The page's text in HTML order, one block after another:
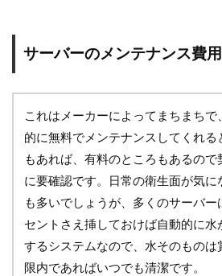
サーバーのメンテナンス費用
これはメーカーによってまちまちで
的に無料でメンテナンスしてくれる
もあれば、有料のところもあるので
に要確認です。日常の衛生面が気に
も多いでしょうが、多くのサーバー
セントさえ挿しておけば自動的に水
するシステムなので、水そのものは
限内であればいつでも清潔です。